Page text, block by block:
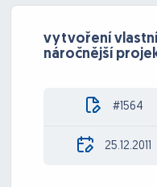
vytvoření
náročnější
#1564
25.12.2011